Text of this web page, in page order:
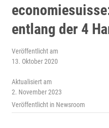
entlang der 4
Veröffentlicht am
13. Oktober 2020
Aktualisiert am
2. November 2023
Veröffentlicht in Newsroom